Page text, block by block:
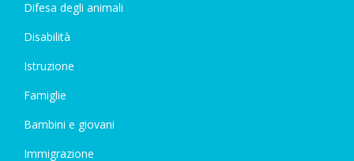
Difesa degli animali
Disabilità
Istruzione
Famiglie
Bambini e giovani
Immigrazione